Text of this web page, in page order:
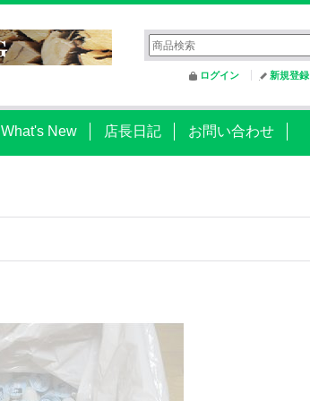
ログイン 新規登録
What's New 店長日記 お問い合わせ